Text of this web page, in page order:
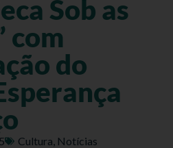
Sob as
com
do
Cultura, Notícias